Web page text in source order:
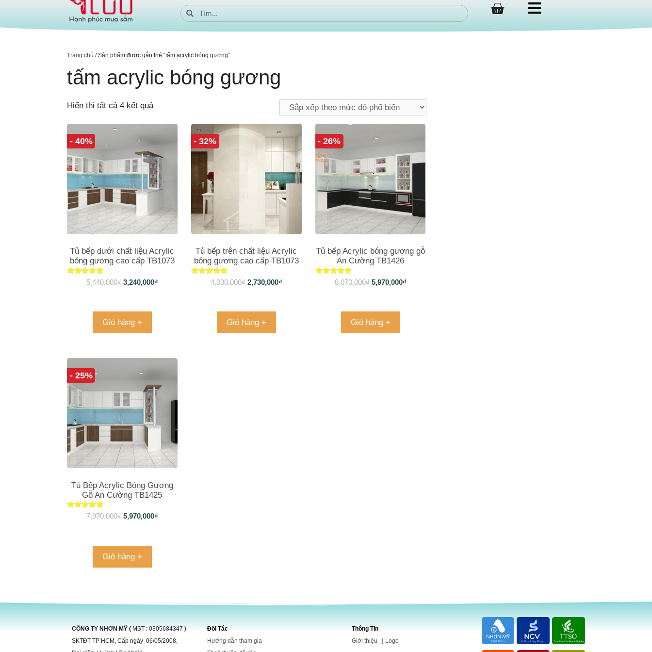
Trang chủ / Sản phẩm được gắn thẻ “tấm acrylic bóng gương”
tấm acrylic bóng gương
Hiển thị tất cả 4 kết quả
- 40%
Tủ bếp dưới chất liệu Acrylic
bóng gương cao cấp TB1073
Được xếp
hạng
5,440,000₫ 3,240,000₫
Giỏ hàng +
- 32%
Tủ bếp trên chất liệu Acrylic
bóng gương cao cấp TB1073
Được xếp
hạng
4,030,000₫ 2,730,000₫
Giỏ hàng +
- 26%
Tủ bếp Acrylic bóng gương gỗ
An Cường TB1426
Được xếp
hạng
8,070,000₫ 5,970,000₫
Giỏ hàng +
- 25%
Tủ Bếp Acrylic Bóng Gương
Gỗ An Cường TB1425
Được xếp
hạng
7,970,000₫ 5,970,000₫
Giỏ hàng +
CÔNG TY NHƠN MỸ ( MST : 0305684347 )
SKTĐT TP HCM, Cấp ngày 06/05/2008,
Đối Tác
Hướng dẫn tham gia
Thông Tin
Giới thiệu Logo